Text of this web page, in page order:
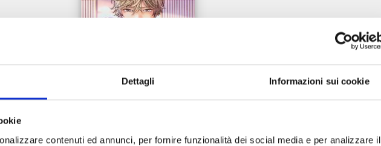
Dettagli Informazioni sui cookie
contenuti ed annunci, per fornire funzionalità dei social media e per analizzare il
PROMISE CINDERELLA n. 15